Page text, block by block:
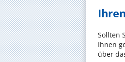
Sollten
Ihnen
über